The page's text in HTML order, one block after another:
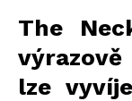
The
lze